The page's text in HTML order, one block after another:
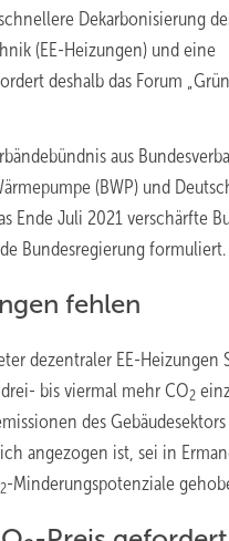
Dekarbonisierung
(EE-Heizungen) und eine
deshalb das Forum
aus
(BWP) und
Ende Juli 2021 verschärfte
Bundesregierung formuliert.
fehlen
dezentraler EE-
bis viermal mehr CO2
des
angezogen ist, sei in
2-Minderungspotenziale